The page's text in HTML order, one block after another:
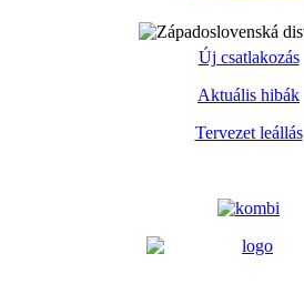
Új csatlakozás
Aktuális hibák
Tervezet leállás